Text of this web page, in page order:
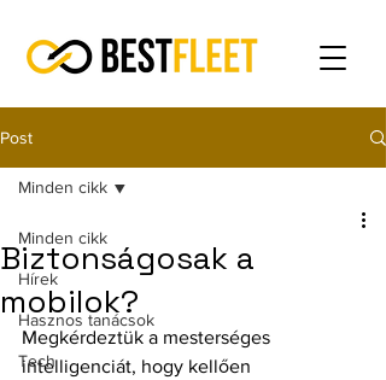
Post
Minden cikk
Hírek
Hasznos tanácsok
Tech
Minden cikk
Biztonságosak a
mobilok?
Megkérdeztük a mesterséges
intelligenciát, hogy kellően